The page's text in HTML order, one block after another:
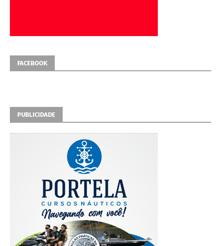
FACEBOOK
PUBLICIDADE